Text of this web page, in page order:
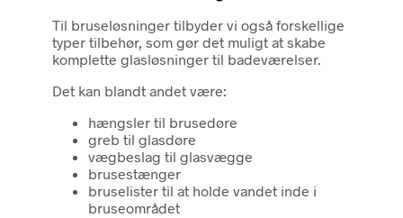
Til bruseløsninger tilbyder vi også forskellige
typer tilbehør, som gør det muligt at skabe
komplette glasløsninger til badeværelser.
Det kan blandt andet være:
hængsler til brusedøre
greb til glasdøre
vægbeslag til glasvægge
brusestænger
bruselister til at holde vandet inde i
bruseområdet